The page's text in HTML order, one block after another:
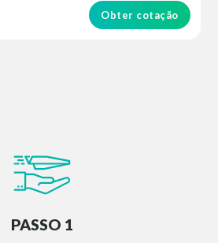
Obter cotação
PASSO 1